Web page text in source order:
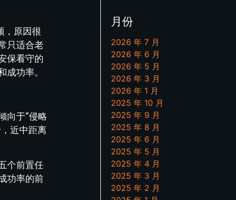
，原因很
只适合老
保看守的
功率。
向于“侵略
近中距离
个前置任
功率的前
月份
2026 年 7 月
2026 年 6 月
2026 年 5 月
2026 年 3 月
2026 年 1 月
2025 年 10 月
2025 年 9 月
2025 年 8 月
2025 年 6 月
2025 年 5 月
2025 年 4 月
2025 年 3 月
2025 年 2 月